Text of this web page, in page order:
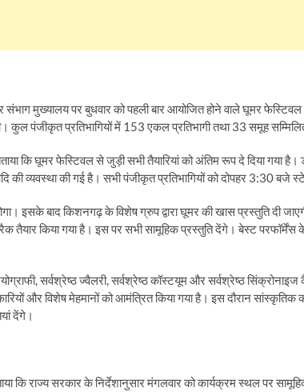
संभाग मुख्यालय पर बुधवार को पहली बार आयोजित होने वाले घूमर
पंजीकृत प्रतिभागियों में 153 एकल प्रतिभागी तथा 33 समूह
कि घूमर फेस्टिवल से जुड़ी सभी तैयारियां को अंतिम रूप दे दिया गया
व्यवस्था की गई है। सभी पंजीकृत प्रतिभागियों को दोपहर 3:30 बजे
इसके बाद किशनगढ़ के विशेष ग्रुप द्वारा घूमर की खास प्रस्तुति दी
तैयार किया गया है। इस पर सभी सामूहिक प्रस्तुति देंगे। बेस्ट
सर्वश्रेष्ठ ज्वैलरी, सर्वश्रेष्ठ कॉस्टयूम और सर्वश्रेष्ठ
और विशेष मेहमानों को आमंत्रित किया गया है। इस दौरान
देंगे।
कि राज्य सरकार के निर्देशानुसार मंगलवार को कार्यक्रम स्थल पर